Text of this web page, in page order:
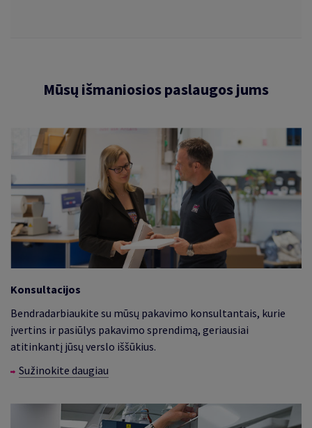
Mūsų išmaniosios paslaugos jums
Konsultacijos
Bendradarbiaukite su mūsų pakavimo konsultantais, kurie
įvertins ir pasiūlys pakavimo sprendimą, geriausiai
atitinkantį jūsų verslo iššūkius.
Sužinokite daugiau